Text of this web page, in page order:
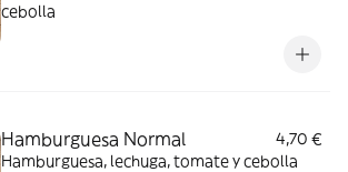
cebolla
Hamburguesa Normal
4,70 €
Hamburguesa, lechuga, tomate y cebolla